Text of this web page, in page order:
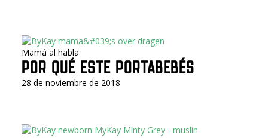
Mamá al habla
POR QUÉ ESTE PORTABEBÉS
28 de noviembre de 2018